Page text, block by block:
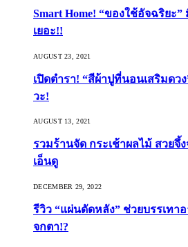
Smart Home! “ของใช้อัจฉริยะ
เยอะ!!
AUGUST 23, 2021
เปิดตำรา! “สีผ้าปูที่นอนเสริมดว
วะ!
AUGUST 13, 2021
รวมร้านจัด กระเช้าผลไม้ สวยจึ้
เอ็นดู
DECEMBER 29, 2022
รีวิว “แผ่นดัดหลัง” ช่วยบรรเทา
จกตา!?